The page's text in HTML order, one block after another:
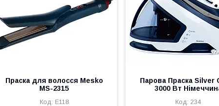
Праска для волосся Mesko
MS-2315
E118
Парова Праска Silver
3000 Вт
234